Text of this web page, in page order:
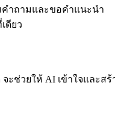
คำถามและขอคำแนะนำ
ดียว
จะช่วยให้ AI เข้าใจและส